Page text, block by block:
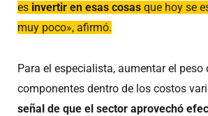
es invertir en esas cosas que hoy se
muy poco», afirmó.
Para el especialista, aumentar el peso
componentes dentro de los costos
señal de que el sector aprovechó